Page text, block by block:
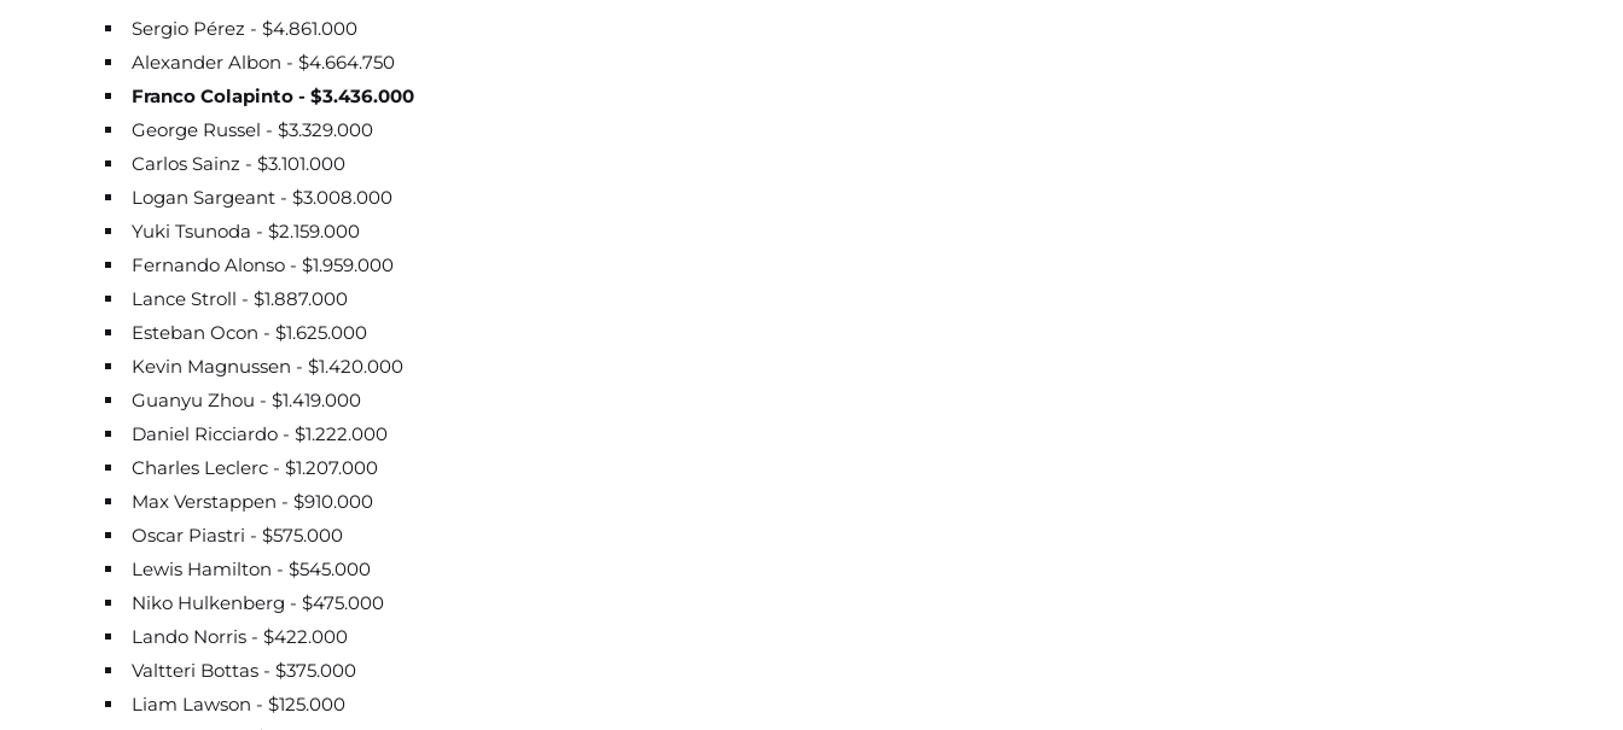
Sergio Pérez - $4.861.000
Alexander Albon - $4.664.750
Franco Colapinto - $3.436.000
George Russel - $3.329.000
Carlos Sainz - $3.101.000
Logan Sargeant - $3.008.000
Yuki Tsunoda - $2.159.000
Fernando Alonso - $1.959.000
Lance Stroll - $1.887.000
Esteban Ocon - $1.625.000
Kevin Magnussen - $1.420.000
Guanyu Zhou - $1.419.000
Daniel Ricciardo - $1.222.000
Charles Leclerc - $1.207.000
Max Verstappen - $910.000
Oscar Piastri - $575.000
Lewis Hamilton - $545.000
Niko Hulkenberg - $475.000
Lando Norris - $422.000
Valtteri Bottas - $375.000
Liam Lawson - $125.000